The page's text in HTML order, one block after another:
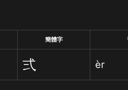
簡體字
弍 èr